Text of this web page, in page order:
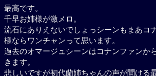
千早お姉様が激メロ。
流石にありえないでしょっシーンも
千早お姉様ならワンチャンって思い
過去のオマージュシーンはコナンフ
かなり湧きます。
です。